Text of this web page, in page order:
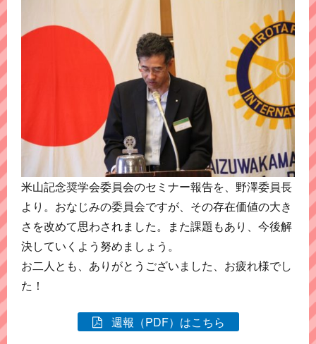
米山記念奨学会委員会のセミナー報告を、野澤委員長
より。おなじみの委員会ですが、その存在価値の大き
さを改めて思わされました。また課題もあり、今後解
決していくよう努めましょう。
お二人とも、ありがとうございました、お疲れ様でし
た！
週報（PDF）はこちら